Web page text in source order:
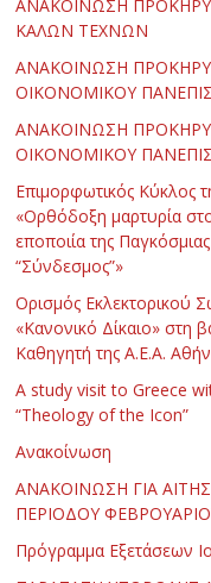
ΑΝΑΚΟΙΝΩΣΗ
ΚΑΛΩΝ ΤΕΧΝΩΝ
ΑΝΑΚΟΙΝΩΣΗ
ΟΙΚΟΝΟΜΙΚΟΥ
ΑΝΑΚΟΙΝΩΣΗ
ΟΙΚΟΝΟΜΙΚΟΥ
Επιμορφωτικός Κύκλος
«Ορθόδοξη μαρτυρία
εποποιία της
“Σύνδεσμος”»
Ορισμός Εκλεκτορικού
«Κανονικό Δίκαιο» στη
Καθηγητή της Α.Ε.Α.
Α study visit to Greece
“Theology of the Icon”
Ανακοίνωση
ΑΝΑΚΟΙΝΩΣΗ ΓΙΑ
ΠΕΡΙΟΔΟΥ
Πρόγραμμα Εξετάσεων